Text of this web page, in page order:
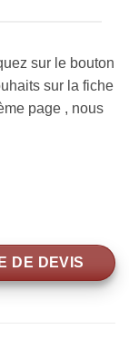
sur le bouton
sur la fiche
page , nous
DE DEVIS